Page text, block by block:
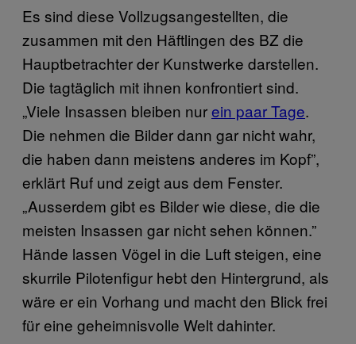
Es sind diese Vollzugsangestellten, die
zusammen mit den Häftlingen des BZ die
Hauptbetrachter der Kunstwerke darstellen.
Die tagtäglich mit ihnen konfrontiert sind.
„Viele Insassen bleiben nurein paar Tage.
Die nehmen die Bilder dann gar nicht wahr,
die haben dann meistens anderes im Kopf”,
erklärt Ruf und zeigt aus dem Fenster.
„Ausserdem gibt es Bilder wie diese, die die
meisten Insassen gar nicht sehen können.”
Hände lassen Vögel in die Luft steigen, eine
skurrile Pilotenfigur hebt den Hintergrund, als
wäre er ein Vorhang und macht den Blick frei
für eine geheimnisvolle Welt dahinter.